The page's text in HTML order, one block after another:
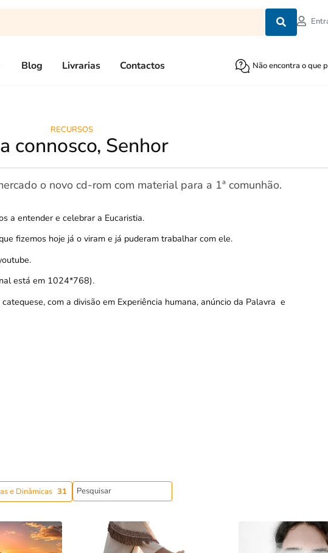
Blog Livrarias Contactos Não encontra o que
RECURSOS
connosco, Senhor
o novo cd-rom com material para a 1ª comunhão.
a entender e celebrar a Eucaristia.
fizemos hoje já o viram e já puderam trabalhar com ele.
está em 1024*768).
com a divisão em Experiência humana, anúncio da Palavra e
e Dinâmicas 31